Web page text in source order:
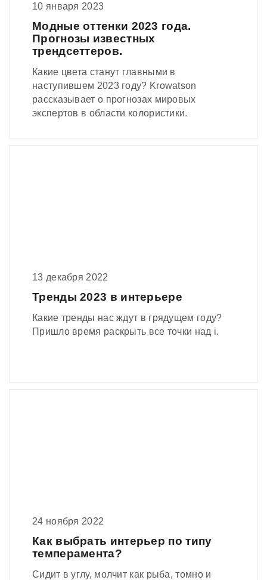
10 января 2023
Модные оттенки 2023 года.
Прогнозы известных
трендсеттеров.
Какие цвета станут главными в
наступившем 2023 году? Krowatson
рассказывает о прогнозах мировых
экспертов в области колористики.
13 декабря 2022
Тренды 2023 в интерьере
Какие тренды нас ждут в грядущем году?
Пришло время раскрыть все точки над i.
24 ноября 2022
Как выбрать интерьер по типу
темперамента?
Сидит в углу, молчит как рыба, томно и